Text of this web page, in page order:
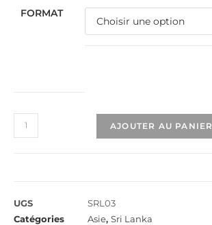
FORMAT
AJOUTER AU PANIER
UGS
SRL03
Catégories
Asie, Sri Lanka